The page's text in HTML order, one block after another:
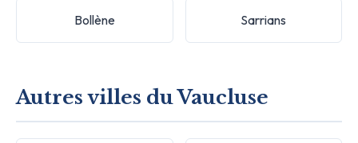
Bollène Sarrians
Autres villes du Vaucluse